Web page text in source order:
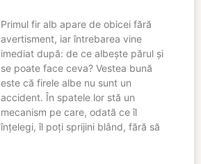
Primul fir alb apare de obicei fără
avertisment, iar întrebarea vine
imediat după: de ce albește părul și
se poate face ceva? Vestea bună
este că firele albe nu sunt un
accident. În spatele lor stă un
mecanism pe care, odată ce îl
înțelegi, îl poți sprijini blând, fără să